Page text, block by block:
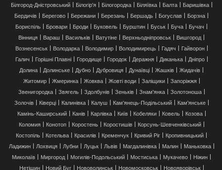
Білгород-Дністровський
Білогір'я Білогородка Біляївка Балта
Баришівка
Бердичів
Берегово Бережани Березань Бершадь Богуслав
Борзна
Бориспіль
Бровари Броди Буковель Бурштин Буськ Буча
Бучач
Вінниця
Вараш Васильків Ватутіне Верхньодніпровськ
Вишгород
Вознесенськ
Володарка Володимир Володимирець Гадяч
Гайворон
Галич
Горішні Плавні Городище Городок Деражня Диканька
Дніпро
Долина
Долинське Дубно Дубровиця Дунаївці Жашків
Жидачів
Житомир
Жмеринка Жовква Жовті води Заліщики
Запоріжжя
Звенигородка
Звягель Здолбунів Зеньків Знам'янка
Золотоноша
Золочів
Ківерці Калинівка Калуш Кам'янець-Подільський
Кам'янське
Камінь-Каширський
Канів Карлівка Київ Кобеляки Ковель
Козова
Коломия
Конотоп Коростень Коростишів
Корсунь-Шевченківський
Костопіль
Котельва Красилів Кременчук Кривий Ріг
Кропивницький
Ладижин
Лохвиця Лубни Луцьк Львів Магдалинівка Малин
Маньковка
Миколаїв
Миргород Могилів-Подольський Мостиська Мукачево
Ніжин
Нетішин
Новий Буг Нововолинськ Новомосковськ Новояворівськ